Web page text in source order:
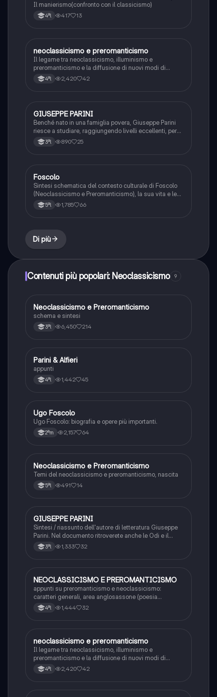
Il manierismo(confronto con il classicismo)
4ªl 417 13
Italiano
neoclassicismo e preromanticismo
Il legame tra neoclassicismo, illuminismo e
preromanticismo e la diffusione di nuovi modi di
pensare in tutta europa.
4ªl 2,420 42
Italiano
GIUSEPPE PARINI
Benché nato in una famiglia povera, Giuseppe Parini
riesce a studiare, raggiungendo livelli eccellenti, per
poi diventare una personalità di spicco nella Milano
del suo tempo, grazie soprattutto alla sua aspra critica
3ªl 890 25
Italiano
Foscolo
Sintesi schematica del contesto culturale di Foscolo
(Neoclassicismo e Preromanticismo), la sua vita e le
sue idee, e le sue opere ("Le ultime lettere di Jacopo
Ortis", Odi e Sonetti, "Dei Sepolcri", "Le Grazie")
5ªl 1,785 66
Di più
Contenuti più popolari: Neoclassicismo 9
Italiano
Neoclassicismo e Preromanticismo
schema e sintesi
3ªl 6,450 214
Italiano
Parini & Alfieri
appunti
4ªl 1,442 45
Italiano
Ugo Foscolo
Ugo Foscolo: biografia e opere più importanti.
2ªm 2,157 64
Italiano
Neoclassicismo e Preromanticismo
Temi del neoclassicismo e preromanticismo, nascita
5ªl 491 14
Italiano
GIUSEPPE PARINI
Sintesi / riassunto dell'autore di letteratura Giuseppe
Parini. Nel documento ritroverete anche le Odi e il
giorno.
3ªl 1,333 32
Italiano
NEOCLASSICISMO E PREROMANTICISMO
appunti su preromanticismo e neoclassicismo:
caratteri generali, area anglosassone (poesia
cimiteriale e il concetto di sublime), area germanica
(sturm and drung, Goethe e Scheller)
4ªl 1,444 32
Italiano
neoclassicismo e preromanticismo
Il legame tra neoclassicismo, illuminismo e
preromanticismo e la diffusione di nuovi modi di
pensare in tutta europa.
4ªl 2,420 42